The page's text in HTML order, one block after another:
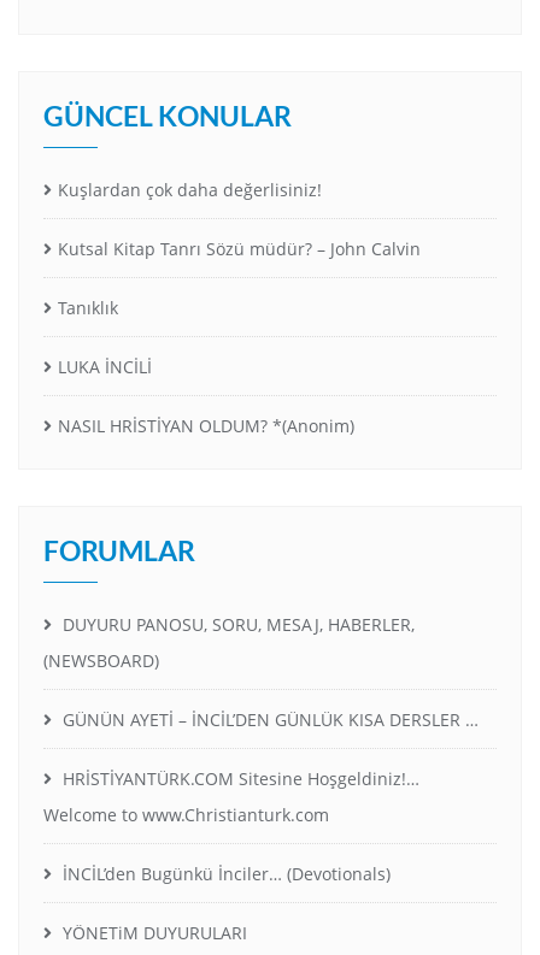
GÜNCEL KONULAR
Kuşlardan çok daha değerlisiniz!
Kutsal Kitap Tanrı Sözü müdür? – John Calvin
Tanıklık
LUKA İNCİLİ
NASIL HRİSTİYAN OLDUM? *(Anonim)
FORUMLAR
DUYURU PANOSU, SORU, MESAJ, HABERLER,
(NEWSBOARD)
GÜNÜN AYETİ – İNCİL’DEN GÜNLÜK KISA DERSLER …
HRİSTİYANTÜRK.COM Sitesine Hoşgeldiniz!…
Welcome to www.Christianturk.com
İNCİL’den Bugünkü İnciler… (Devotionals)
YÖNETiM DUYURULARI